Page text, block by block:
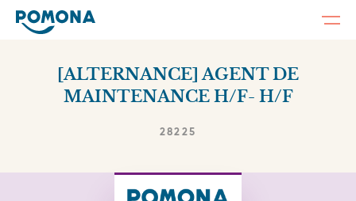
[ALTERNANCE] AGENT DE
MAINTENANCE H/F- H/F
28225